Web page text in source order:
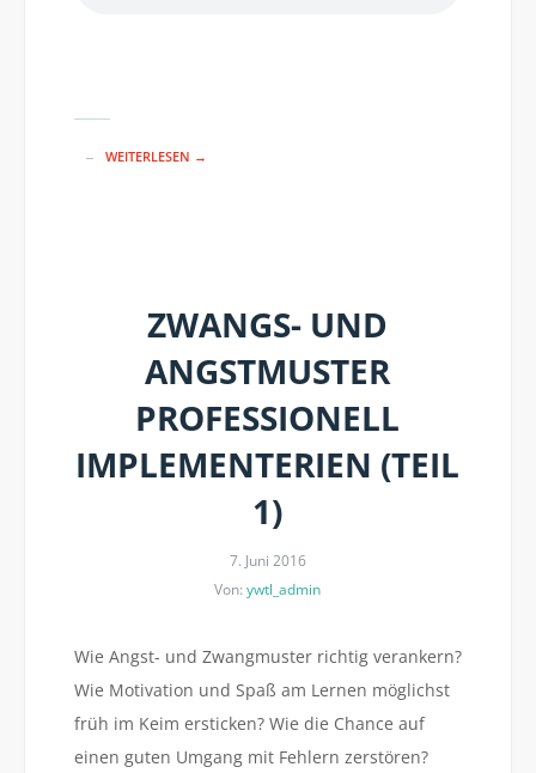
WEITERLESEN →
ZWANGS- UND
ANGSTMUSTER
PROFESSIONELL
IMPLEMENTERIEN (TEIL
1)
7. Juni 2016
Von:ywtl_admin
Wie Angst- und Zwangmuster richtig verankern?
Wie Motivation und Spaß am Lernen möglichst
früh im Keim ersticken? Wie die Chance auf
einen guten Umgang mit Fehlern zerstören?